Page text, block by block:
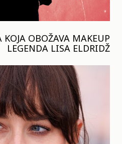
KOJA OBOŽAVA MAKEUP
LEGENDA LISA ELDRIDŽ